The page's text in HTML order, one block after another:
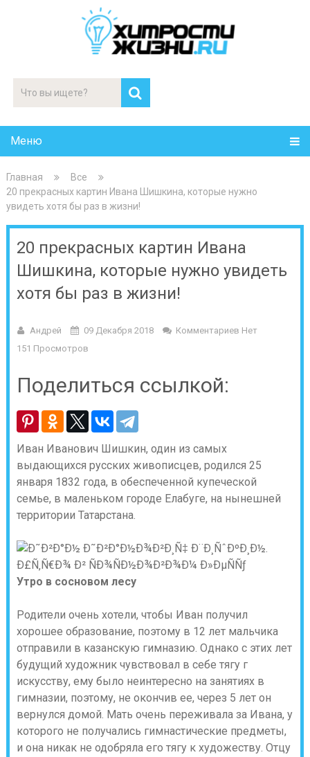
Меню
Главная
Все
20 прекрасных картин Ивана Шишкина, которые нужно
увидеть хотя бы раз в жизни!
20 прекрасных картин Ивана
Шишкина, которые нужно увидеть
хотя бы раз в жизни!
Андрей 09 Декабря 2018
Комментариев Нет
151 Просмотров
Поделиться ссылкой:
Иван Иванович Шишкин, один из самых
выдающихся русских живописцев, родился 25
января 1832 года, в обеспеченной купеческой
семье, в маленьком городе Елабуге, на нынешней
территории Татарстана.
Утро в сосновом лесу
Родители очень хотели, чтобы Иван получил
хорошее образование, поэтому в 12 лет мальчика
отправили в казанскую гимназию. Однако с этих лет
будущий художник чувствовал в себе тягу г
искусству, ему было неинтересно на занятиях в
гимназии, поэтому, не окончив ее, через 5 лет он
вернулся домой. Мать очень переживала за Ивана, у
которого не получались гимнастические предметы,
и она никак не одобряла его тягу к художеству. Отцу